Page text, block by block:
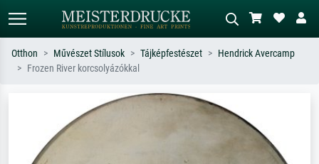
Keressen művész, műcím vagy stílus
szerint – pl. Monet, Csillagos éj,
impresszionizmus, Hokusai-hullám,
Írja le a jelenetet – pl. zöld rét, sok
piros absztrakt, sötét olajkép, álló akt
egy fa mellett.
Otthon Művészet Stílusok Tájképfestészet
Hendrick Avercamp
Frozen River korcsolyázókkal